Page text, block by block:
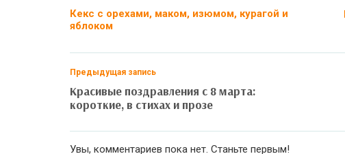
Кекс с орехами, маком, изюмом, курагой и
яблоком
Предыдущая запись
Красивые поздравления с 8 марта:
короткие, в стихах и прозе
Увы, комментариев пока нет. Станьте первым!